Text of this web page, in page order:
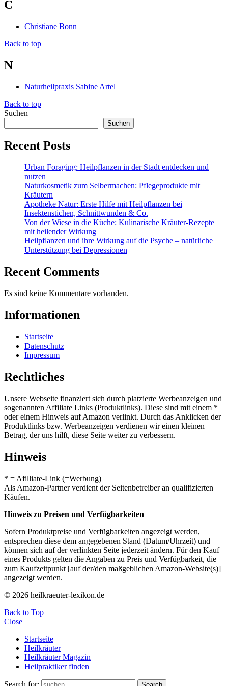
C
Christiane Bonn
Back to top
N
Naturheilpraxis Sabine Artel
Back to top
Suchen
Suchen
Recent Posts
Urban Foraging: Heilpflanzen in der Stadt entdecken und
nutzen
Naturkosmetik zum Selbermachen: Pflegeprodukte mit
Kräutern
Apotheke Natur: Erste Hilfe mit Heilpflanzen bei
Insektenstichen, Schnittwunden & Co.
Von der Wiese in die Küche: Kulinarische Kräuter-Rezepte
mit heilender Wirkung
Heilpflanzen und ihre Wirkung auf die Psyche – natürliche
Unterstützung bei Depressionen
Recent Comments
Es sind keine Kommentare vorhanden.
Informationen
Startseite
Datenschutz
Impressum
Rechtliches
Unsere Webseite finanziert sich durch platzierte Werbeanzeigen und
sogenannten Affiliate Links (Produktlinks). Diese sind mit einem *
oder einem Hinweis auf Amazon verlinkt. Durch das Anklicken der
Produktlinks bzw. Werbeanzeigen verdienen wir einen kleinen
Betrag, der uns hilft, diese Seite weiter zu verbessern.
Hinweis
* = Afilliate-Link (=Werbung)
Als Amazon-Partner verdient der Seitenbetreiber an qualifizierten
Käufen.
Hinweis zu Preisen und Verfügbarkeiten
Sofern Produktpreise und Verfügbarkeiten angezeigt werden,
entsprechen diese dem angegebenen Stand (Datum/Uhrzeit) und
können sich auf der verlinkten Seite jederzeit ändern. Für den Kauf
eines Produkts gelten die Angaben zu Preis und Verfügbarkeit, die
zum Kaufzeitpunkt [auf der/den maßgeblichen Amazon-Website(s)]
angezeigt werden.
© 2026 heilkraeuter-lexikon.de
Back to Top
Close
Startseite
Heilkräuter
Heilkräuter Magazin
Heilpraktiker finden
Search for: Search